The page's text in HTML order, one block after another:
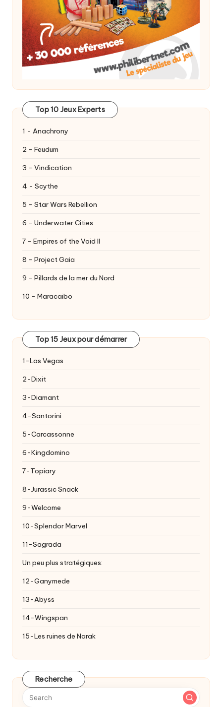
Top 10 Jeux Experts
1 - Anachrony
2 - Feudum
3 - Vindication
4 - Scythe
5 - Star Wars Rebellion
6 - Underwater Cities
7 - Empires of the Void II
8 - Project Gaia
9 - Pillards de la mer du Nord
10 - Maracaibo
Top 15 Jeux pour démarrer
1-Las Vegas
2-Dixit
3-Diamant
4-Santorini
5-Carcassonne
6-Kingdomino
7-Topiary
8-Jurassic Snack
9-Welcome
10-Splendor Marvel
11-Sagrada
Un peu plus stratégiques:
12-Ganymede
13-Abyss
14-Wingspan
15-Les ruines de Narak
Recherche